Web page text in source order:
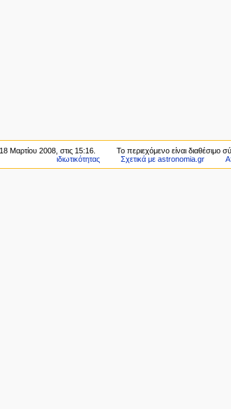
Μαρτίου 2008, στις 15:16. Το περιεχόμενο είναι διαθέσιμο
ιδιωτικότητας
Σχετικά με astronomia.gr